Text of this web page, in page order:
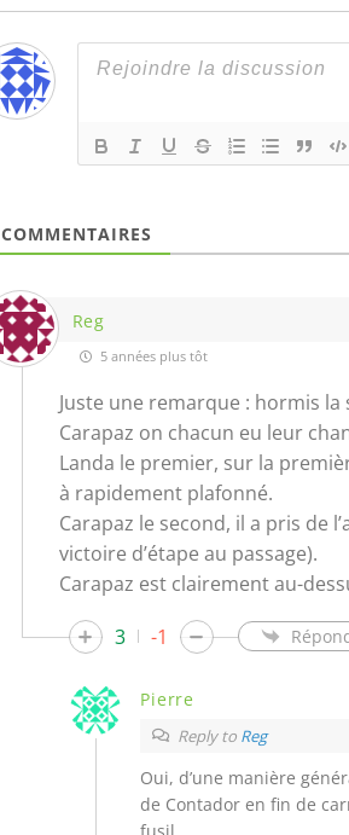
COMMENTAIRES
Reg
5 années plus tôt
Juste une remarque : hormis
Carapaz on chacun eu leur
Landa le premier, sur la
à rapidement plafonné.
Carapaz le second, il a pris de
victoire d’étape au passage).
Carapaz est clairement au-
3
-1
Pierre
Reply to Reg
Oui, d’une manière
de Contador en fin de